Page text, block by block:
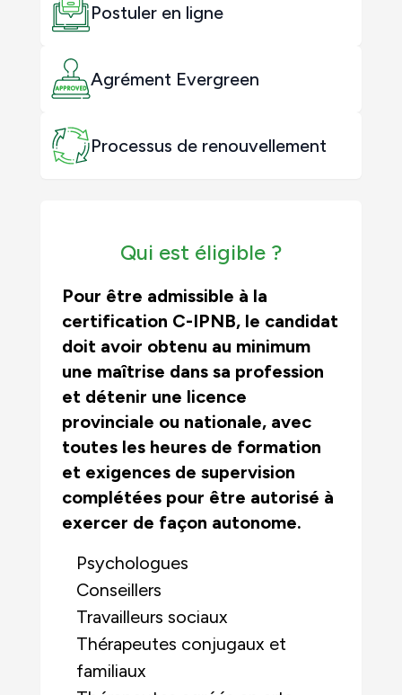
Postuler en ligne
Agrément Evergreen
Processus de renouvellement
Qui est éligible ?
Pour être admissible à la
certification C-IPNB, le candidat
doit avoir obtenu au minimum
une maîtrise dans sa profession
et détenir une licence
provinciale ou nationale, avec
toutes les heures de formation
et exigences de supervision
complétées pour être autorisé à
exercer de façon autonome.
Psychologues
Conseillers
Travailleurs sociaux
Thérapeutes conjugaux et
familiaux